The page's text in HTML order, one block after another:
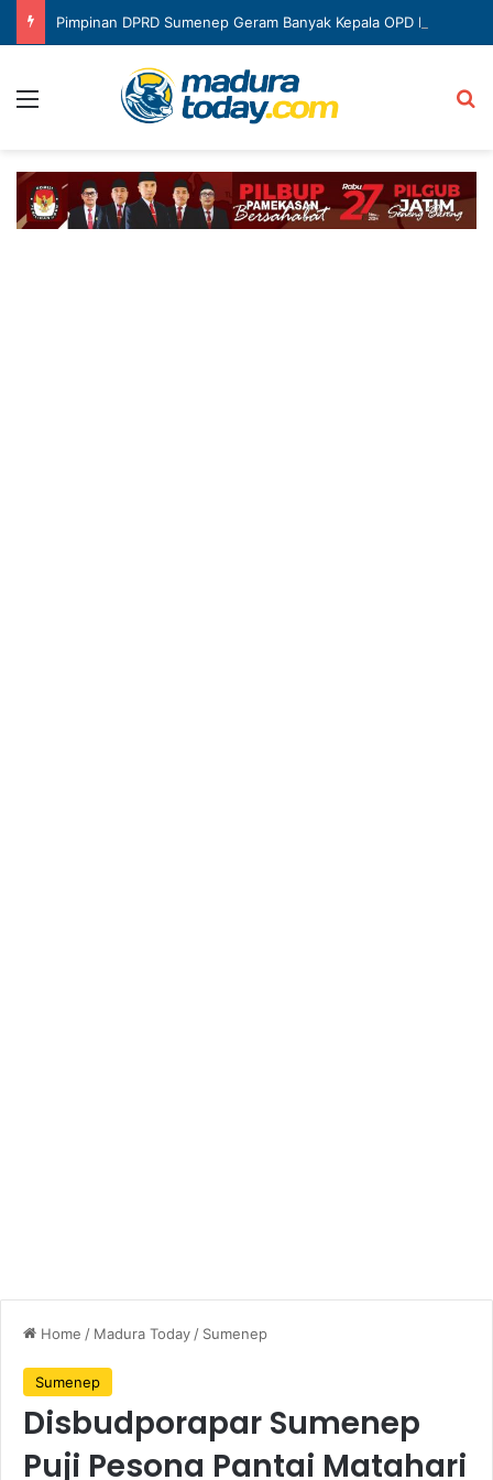
Home / Madura Today / Sumenep
Sumenep
Disbudporapar Sumenep
Puji Pesona Pantai Matahari